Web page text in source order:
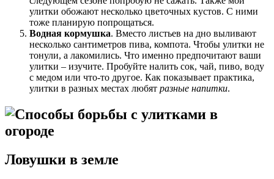
улитки обожают несколько цветочных кустов. С ними
тоже планирую попрощаться.
Водная кормушка. Вместо листьев на дно выливают
несколько сантиметров пива, компота. Чтобы улитки не
тонули, а лакомились. Что именно предпочитают ваши
улитки – изучите. Пробуйте налить сок, чай, пиво, воду
с медом или что-то другое. Как показывает практика,
улитки в разных местах любят разные напитки.
Ловушки в земле